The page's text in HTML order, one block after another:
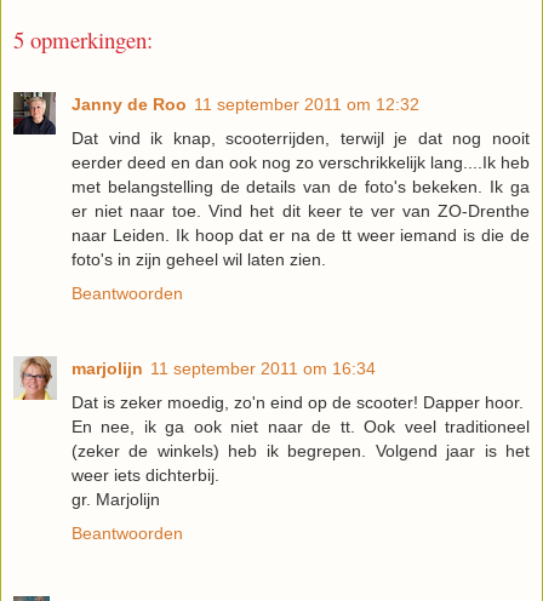
5 opmerkingen:
Janny de Roo 11 september 2011 om 12:32
Dat vind ik knap, scooterrijden, terwijl je dat nog nooit
eerder deed en dan ook nog zo verschrikkelijk lang....Ik heb
met belangstelling de details van de foto's bekeken. Ik ga
er niet naar toe. Vind het dit keer te ver van ZO-Drenthe
naar Leiden. Ik hoop dat er na de tt weer iemand is die de
foto's in zijn geheel wil laten zien.
Beantwoorden
marjolijn 11 september 2011 om 16:34
Dat is zeker moedig, zo'n eind op de scooter! Dapper hoor.
En nee, ik ga ook niet naar de tt. Ook veel traditioneel
(zeker de winkels) heb ik begrepen. Volgend jaar is het
weer iets dichterbij.
gr. Marjolijn
Beantwoorden